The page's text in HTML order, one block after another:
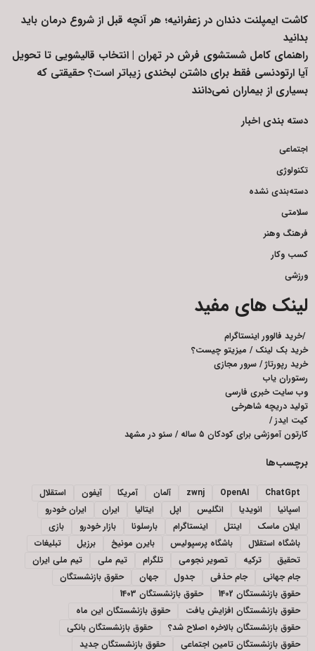
کاشت ایمپلنت دندان در زعفرانیه؛ هر آنچه قبل از شروع درمان باید
بدانید
راهنمای کامل شستشوی فرش در تهران | انتخاب قالیشویی تا تحویل
آیا ارتودنسی فقط برای داشتن لبخندی زیباتر است؟ حقیقتی که
بسیاری از بیماران نمی‌دانند
دسته بندی اخبار
اجتماعی
تکنولوژی
دسته‌بندی نشده
سلامتی
فرهنگ وهنر
کسب وکار
ورزشی
لینک های مفید
/خرید فالوور اینستاگرام
خرید بک لینک / میزیتو چیست؟
خرید رپورتاژ/ سرور مجازی
رستوران یاب
وب سایت خبری فارسی
تولید دریچه شاهرخی
کیت ایدز/
کارتون آموزشی برای کودکان ۵ ساله
/ سئو در مشهد
برچسب‌ها
ChatGpt
OpenAI
zwnj آلمان آمریکا آیفون
استقلال
اسپانیا
انویدیا انگلیس اپل ایتالیا ایران
ایران خودرو
ایلان ماسک
اینتل اینستاگرام بارسلونا بازار خودرو
بازی
باشگاه استقلال
باشگاه پرسپولیس بایرن مونیخ برزیل
تبلیغات
تحقیق
ترکیه تصویر نجومی تلگرام تیم ملی
تیم ملی ایران
جام جهانی
جام حذفی جدول جهان
حقوق بازنشستگان
حقوق بازنشستگان 1402
حقوق بازنشستگان 1403
حقوق بازنشستگان افزایش یافت
حقوق بازنشستگان این ماه
حقوق بازنشستگان بالاخره اصلاح شد؟
حقوق بازنشستگان بانکی
حقوق بازنشستگان تامین اجتماعی
حقوق بازنشستگان جدید